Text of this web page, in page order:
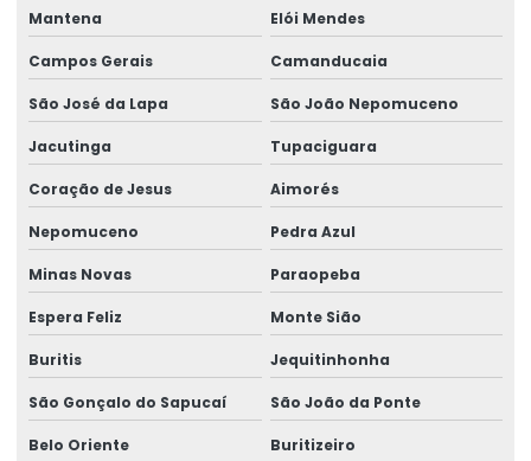
Rótulos Adesivos Com Alta Resistência
Rótulos Adesivos Com Cola Removível
Rótulos Adesivos Com Proteção Uv
Rótulos Adesivos Couchê Brilho
Rótulos Adesivos De Segurança
Rótulos Adesivos De Segurança Alimentar
Rótulos Adesivos Em Bopp
Rótulos Adesivos Em Bopp Transparente
Rótulos Adesivos Em Diferentes Formatos
Mantena Elói Mendes
Campos Gerais Camanducaia
São José da Lapa São João Nepomuceno
Jacutinga Tupaciguara
Coração de Jesus Aimorés
Nepomuceno Pedra Azul
Minas Novas Paraopeba
Espera Feliz Monte Sião
Buritis Jequitinhonha
São Gonçalo do Sapucaí São João da Ponte
Belo Oriente Buritizeiro